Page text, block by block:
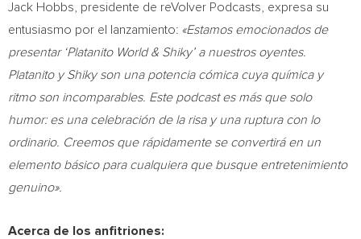
Jack Hobbs , presidente de reVolver Podcasts, expresa su
entusiasmo por el lanzamiento: «Estamos emocionados de
presentar ‘Platanito World & Shiky’ a nuestros oyentes.
Platanito y Shiky son una potencia cómica cuya química y
ritmo son incomparables. Este podcast es más que solo
humor: es una celebración de la risa y una ruptura con lo
ordinario. Creemos que rápidamente se convertirá en un
elemento básico para cualquiera que busque entretenimiento
genuino».
Acerca de los anfitriones: